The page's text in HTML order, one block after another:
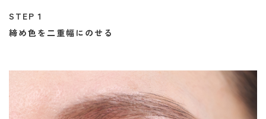
STEP１
締め色を二重幅にのせる